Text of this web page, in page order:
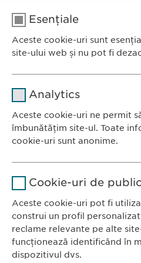
Ewopharma
Bulevardul
Tel.: +40 21
Fax: +40 21
Esențiale
Aceste cookie-uri sunt
site-ului web și nu pot fi
Stochează
Analytics
Aceste cookie-uri ne permit
îmbunătățim site-ul. Toate
cookie-uri sunt anonime.
1 zi
Scop
Cookie-uri de
Aceste cookie-uri pot fi
construi un profil
reclame relevante pe alte
funcționează identificând în
dispozitivul dvs.